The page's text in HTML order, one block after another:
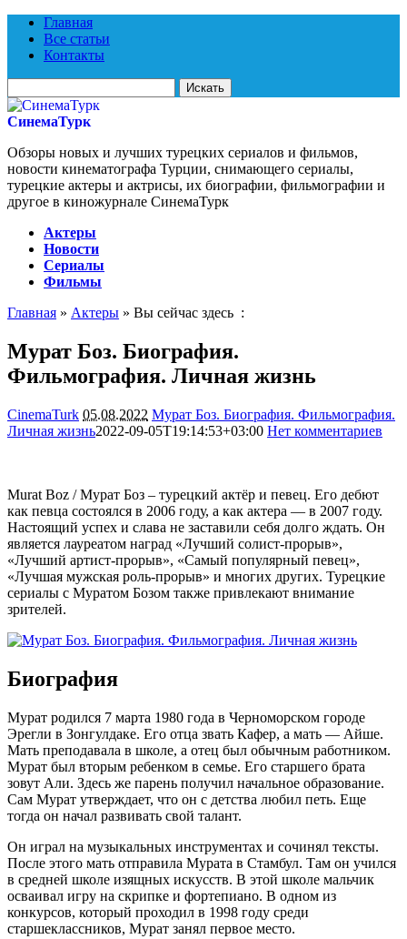
Главная
Все статьи
Контакты
для:
СинемаТурк
Обзоры новых и лучших турецких сериалов и фильмов,
новости кинематографа Турции, снимающего сериалы,
турецкие актеры и актрисы, их биографии, фильмографии и
другое в киножурнале СинемаТурк
Актеры
Новости
Сериалы
Фильмы
Главная » Актеры » Вы сейчас здесь :
Мурат Боз. Биография.
Фильмография. Личная жизнь
CinemaTurk 05.08.2022 Мурат Боз. Биография. Фильмография.
Личная жизнь2022-09-05T19:14:53+03:00 Нет комментариев
Murat Boz / Мурат Боз – турецкий актёр и певец. Его дебют
как певца состоялся в 2006 году, а как актера — в 2007 году.
Настоящий успех и слава не заставили себя долго ждать. Он
является лауреатом наград «Лучший солист-прорыв»,
«Лучший артист-прорыв», «Самый популярный певец»,
«Лучшая мужская роль-прорыв» и многих других. Турецкие
сериалы с Муратом Бозом также привлекают внимание
зрителей.
Биография
Мурат родился 7 марта 1980 года в Черноморском городе
Эрегли в Зонгулдаке. Его отца звать Кафер, а мать — Айше.
Мать преподавала в школе, а отец был обычным работником.
Мурат был вторым ребенком в семье. Его старшего брата
зовут Али. Здесь же парень получил начальное образование.
Сам Мурат утверждает, что он с детства любил петь. Еще
тогда он начал развивать свой талант.
Он играл на музыкальных инструментах и сочинял тексты.
После этого мать отправила Мурата в Стамбул. Там он учился
в средней школе изящных искусств. В этой школе мальчик
осваивал игру на скрипке и фортепиано. В одном из
конкурсов, который проходил в 1998 году среди
старшеклассников, Мурат занял первое место.